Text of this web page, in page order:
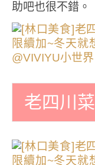
助吧也很不錯。
老四川